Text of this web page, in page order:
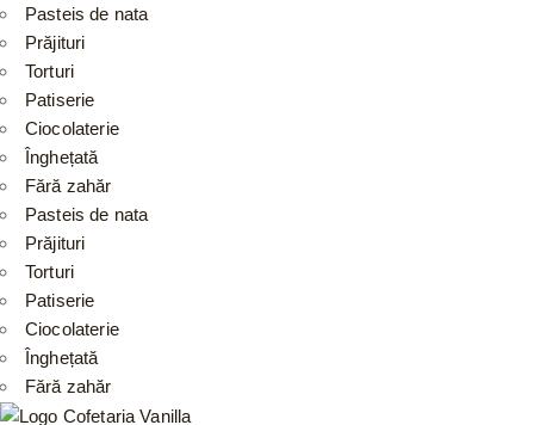
Pasteis de nata
Prăjituri
Torturi
Patiserie
Ciocolaterie
Înghețată
Fără zahăr
Pasteis de nata
Prăjituri
Torturi
Patiserie
Ciocolaterie
Înghețată
Fără zahăr